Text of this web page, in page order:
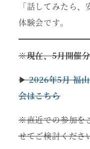
「話してみたら
体験会です。
※現在、5月開催
▶2026年5月 福
会はこちら
※直近での参加を
せてご検討くださ